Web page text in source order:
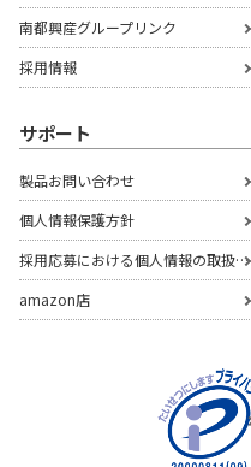
南都興産グループリンク
採用情報
サポート
製品お問い合わせ
個人情報保護方針
採用応募における個人情報の取扱いについて
amazon店